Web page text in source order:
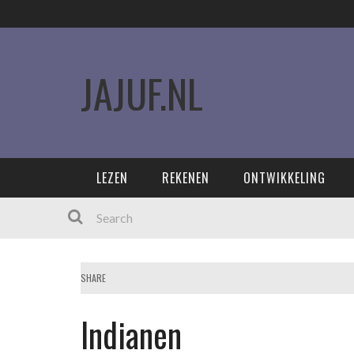
JAJUF.NL
LEZEN REKENEN ONTWIKKELING
SHARE
Indianen